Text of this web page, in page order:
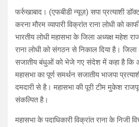
फर्रुखाबाद। (एफबीडी न्यूज़) सपा प्रत्याशी
करना मौरम व्यापारी विक्रांत राना लोधी को
भारतीय लोधी महासभा के जिला अध्यक्ष महेश
राना लोधी को संगठन से निकाल दिया है।
सजातीय बंधुओं को भेजे गए संदेश में कहा है कि
महासभा का पूर्ण समर्थन सजातीय भाजपा
दमदारी से है। महासभा की पूरी टीम मुकेश
संकल्पित है।
महासभा के पदाधिकारी विक्रांत राना के निजी